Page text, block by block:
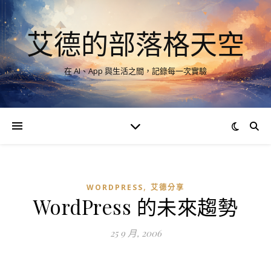
艾德的部落格天空
在 AI、App 與生活之間，記錄每一次實驗
WORDPRESS, 艾德分享
WordPress 的未來趨勢
25 9 月, 2006